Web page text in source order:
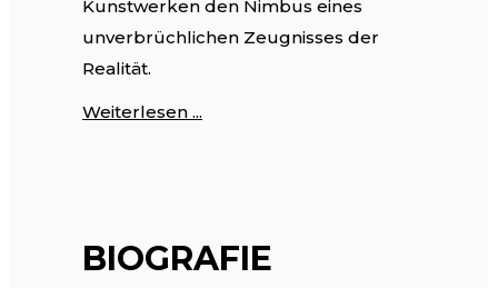
Kunstwerken den Nimbus eines
unverbrüchlichen Zeugnisses der
Realität.
Weiterlesen ...
BIOGRAFIE